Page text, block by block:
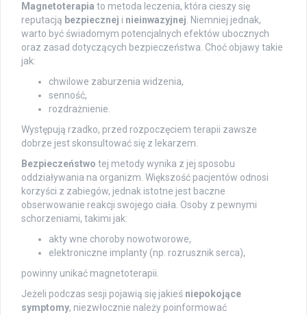
Magnetoterapia to metoda leczenia, która cieszy się
reputacją bezpiecznej i nieinwazyjnej. Niemniej jednak,
warto być świadomym potencjalnych efektów ubocznych
oraz zasad dotyczących bezpieczeństwa. Choć objawy takie
jak:
chwilowe zaburzenia widzenia,
senność,
rozdrażnienie.
Występują rzadko, przed rozpoczęciem terapii zawsze
dobrze jest skonsultować się z lekarzem.
Bezpieczeństwo tej metody wynika z jej sposobu
oddziaływania na organizm. Większość pacjentów odnosi
korzyści z zabiegów, jednak istotne jest baczne
obserwowanie reakcji swojego ciała. Osoby z pewnymi
schorzeniami, takimi jak:
akty wne choroby nowotworowe,
elektroniczne implanty (np. rozrusznik serca),
powinny unikać magnetoterapii.
Jeżeli podczas sesji pojawią się jakieś niepokojące
symptomy, niezwłocznie należy poinformować